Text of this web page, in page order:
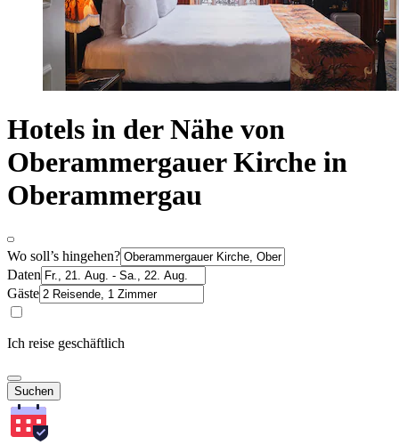
Hotels in der Nähe von
Oberammergauer Kirche in
Oberammergau
Wo soll’s hingehen?
Daten
Gäste
Ich reise geschäftlich
Suchen